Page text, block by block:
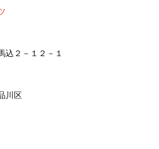
込２－１２－１
川区